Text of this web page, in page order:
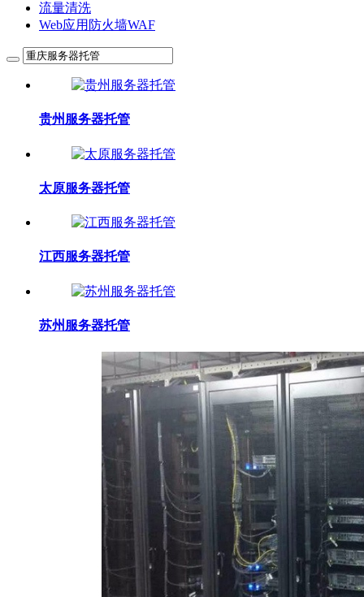
流量清洗
Web应用防火墙WAF
贵州服务器托管
太原服务器托管
江西服务器托管
苏州服务器托管